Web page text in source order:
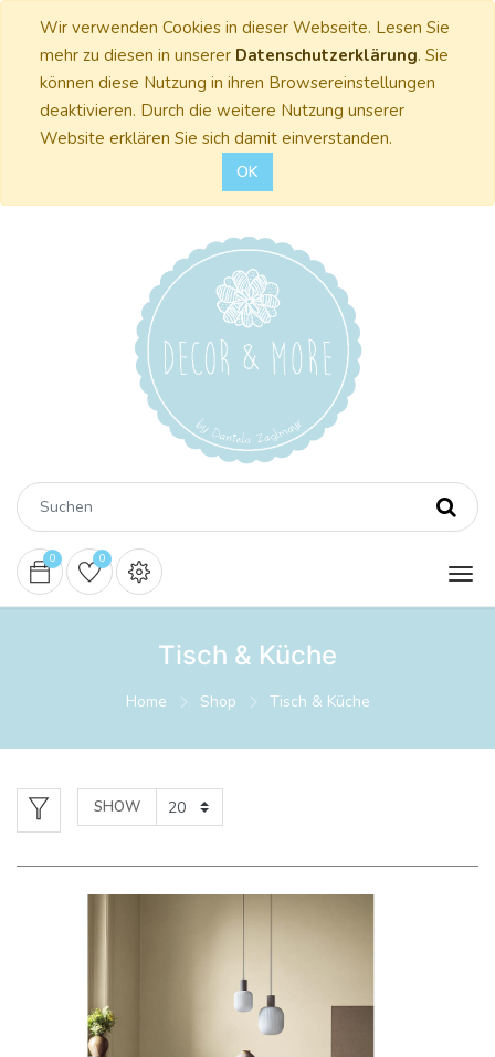
Wir verwenden Cookies in dieser Webseite. Lesen Sie
mehr zu diesen in unserer Datenschutzerklärung. Sie
können diese Nutzung in ihren Browsereinstellungen
deaktivieren. Durch die weitere Nutzung unserer
Website erklären Sie sich damit einverstanden.
OK
0 0
Tisch & Küche
Home Shop Tisch & Küche
SHOW